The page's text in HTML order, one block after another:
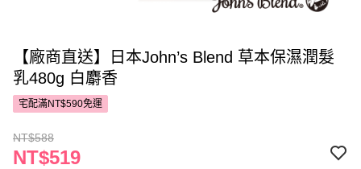
【廠商直送】日本John’s Blend 草本保濕潤髮
乳480g 白麝香
宅配滿NT$590免運
NT$588
NT$519